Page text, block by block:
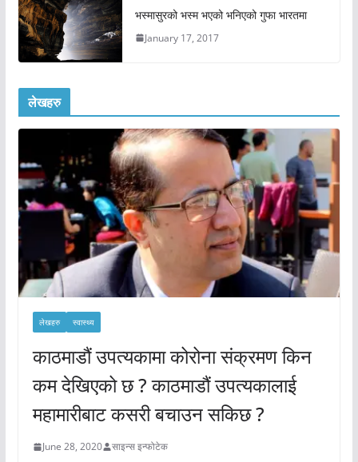
भस्मासुरको भस्म भएको भनिएको गुफा भारतमा
January 17, 2017
लेखहरु
लेखहरु स्वास्थ्य
काठमाडौं उपत्यकामा कोरोना संक्रमण किन
कम देखिएको छ ? काठमाडौं उपत्यकालाई
महामारीबाट कसरी बचाउन सकिछ ?
June 28, 2020 साइन्स इन्फोटेक